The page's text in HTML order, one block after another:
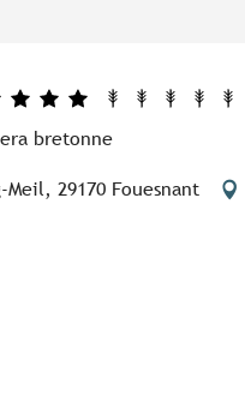
bretonne
29170 Fouesnant